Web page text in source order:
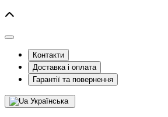
Контакти
Доставка і оплата
Гарантії та повернення
Українська